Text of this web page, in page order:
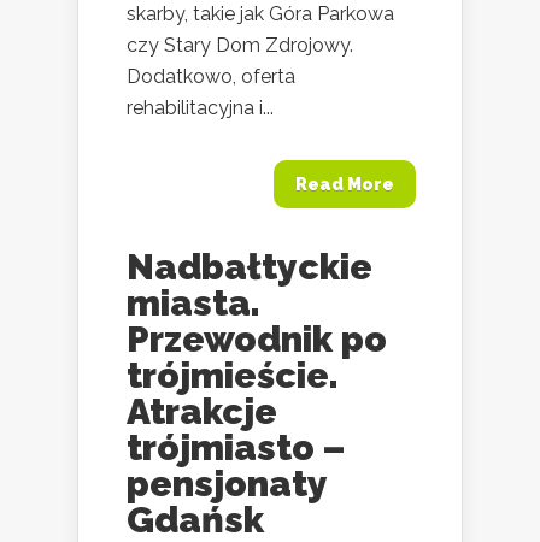
skarby, takie jak Góra Parkowa
czy Stary Dom Zdrojowy.
Dodatkowo, oferta
rehabilitacyjna i...
Read More
Nadbałtyckie
miasta.
Przewodnik po
trójmieście.
Atrakcje
trójmiasto –
pensjonaty
Gdańsk